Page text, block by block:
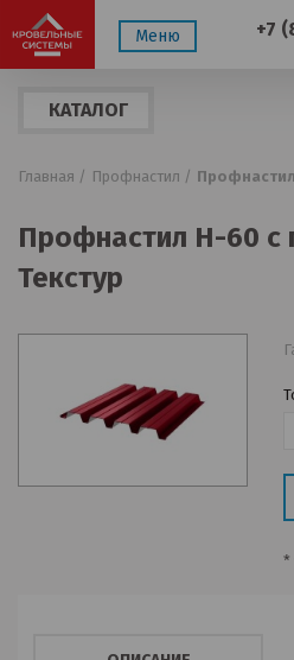
Меню +7
КАТАЛОГ
Главная / Профнастил /
Профнастил Н-60 с
Текстур
*